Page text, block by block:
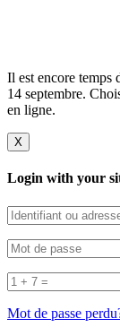
Il est encore
14 septembre.
en ligne.
X
Login with your
Mot de passe